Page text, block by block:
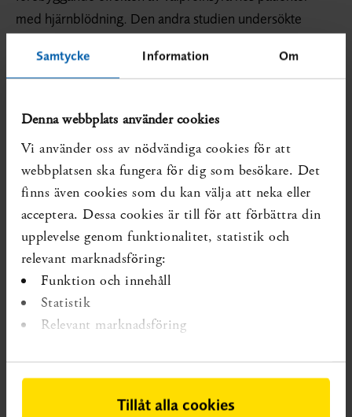
Samtycke Information Om
Denna webbplats använder cookies
Vi använder oss av nödvändiga cookies för att
webbplatsen ska fungera för dig som besökare. Det
finns även cookies som du kan välja att neka eller
acceptera. Dessa cookies är till för att förbättra din
upplevelse genom funktionalitet, statistik och
relevant marknadsföring:
Funktion och innehåll
Statistik
Relevant marknadsföring
Tillåt alla cookies
med hjärnblödning. Den andra studien undersökte
nydiagnostiserad ischemisk eller hemorragisk stroke.
en metaanalys. Det sammanvägda resultatet visar att
läkemedelsbehandling, jämfört med placebo, efter
stroke inte ger någon statistiskt signifikant minskad risk
för epileptiska anfall. Författarna till översikten
konstaterar att det behövs fler studier där den
förebyggande effekten av läkemedelsbehandling
studeras på patienter med olika typer av stroke.
Författarnas slutsatser har inte analyserats utifrån svenska
förhållanden. Upplysningstjänsten har även identifierat
fem relevanta systematiska översikter som undersökt fler
studier och andra läkemedelsbehandlingar men där
översikterna bedömts ha hög risk för bias. Resultaten och
författarnas slutsatser redovisas därför inte i svaret. Inga
systematiska översikter med låg eller måttlig risk för bias